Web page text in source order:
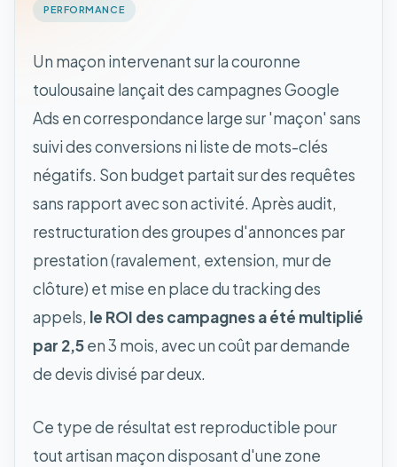
PERFORMANCE
Un maçon intervenant sur la couronne
toulousaine lançait des campagnes Google
Ads en correspondance large sur 'maçon' sans
suivi des conversions ni liste de mots-clés
négatifs. Son budget partait sur des requêtes
sans rapport avec son activité. Après audit,
restructuration des groupes d'annonces par
prestation (ravalement, extension, mur de
clôture) et mise en place du tracking des
appels, le ROI des campagnes a été multiplié
par 2,5en 3 mois, avec un coût par demande
de devis divisé par deux.
Ce type de résultat est reproductible pour
tout artisan maçon disposant d'une zone